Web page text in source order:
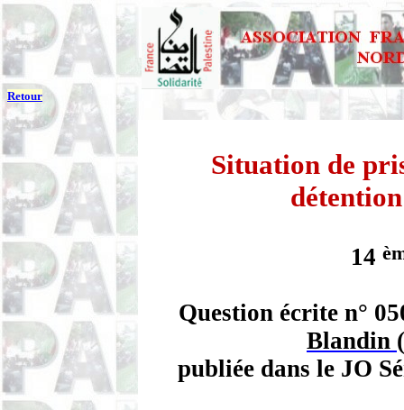
Retour
Situation de
14
Question écrite n°
Blandin
publiée dans le JO